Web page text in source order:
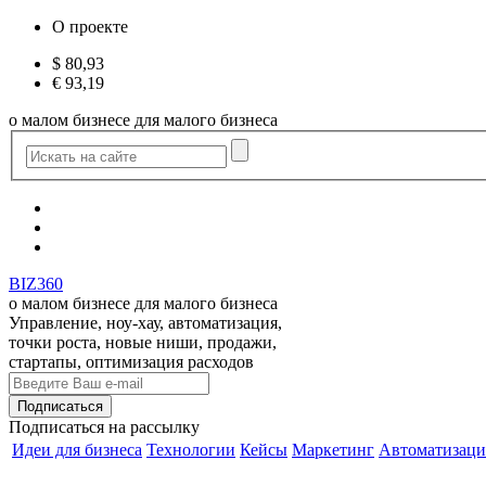
О проекте
$ 80,93
€ 93,19
о малом бизнесе для малого бизнеса
BIZ360
о малом бизнесе для малого бизнеса
Управление, ноу-хау, автоматизация,
точки роста, новые ниши, продажи,
стартапы, оптимизация расходов
Подписаться на рассылку
Идеи для бизнеса Технологии Кейсы Маркетинг